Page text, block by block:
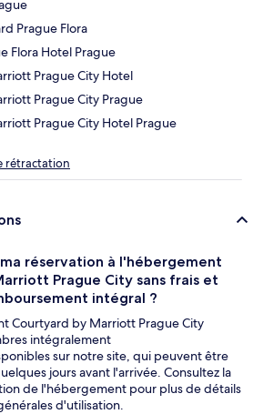
Prague Flora
Flora Hotel Prague
Prague City Hotel
Prague City Prague
Prague City Hotel Prague
rétractation
réservation à l'hébergement
Prague City sans frais et
intégral ?
Courtyard by Marriott Prague City
intégralement
sur notre site, qui peuvent être
jours avant l'arrivée. Consultez la
de l'hébergement pour plus de détails
d'utilisation.